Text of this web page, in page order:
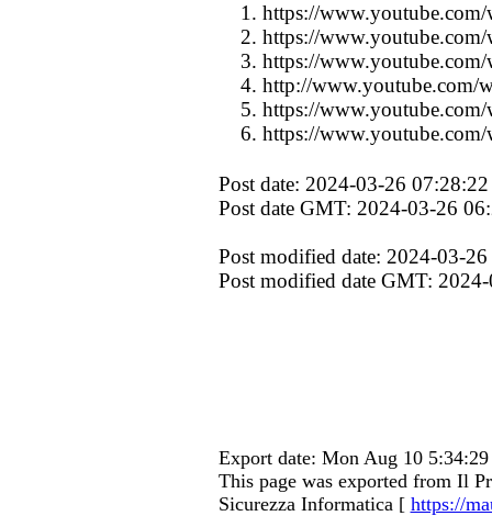
https://
https://
https://www.youtube.com/
http://www.youtube.com/
https://
https://
Post date: 2024-03-26 07:28:22
Post date GMT: 2024-03-26
Post modified date: 2024-03-
Post modified date GMT:
Export date: Mon Aug 10
This page was exported from Il
Sicurezza Informatica [ https://